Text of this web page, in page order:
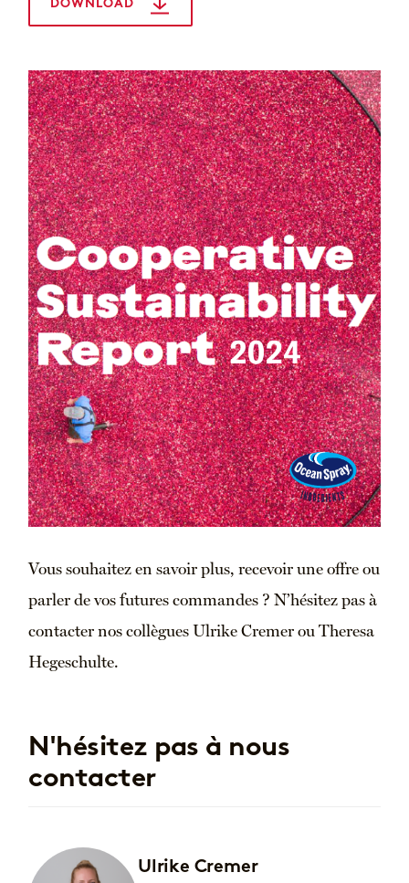
DOWNLOAD
Vous souhaitez en savoir plus, recevoir une offre ou
parler de vos futures commandes ? N’hésitez pas à
contacter nos collègues Ulrike Cremer ou Theresa
Hegeschulte.
N'hésitez pas à nous
contacter
Ulrike Cremer